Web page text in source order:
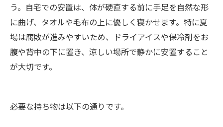
う。自宅での安置は、体が硬直する前に手足を自然な形
に曲げ、タオルや毛布の上に優しく寝かせます。特に夏
場は腐敗が進みやすいため、ドライアイスや保冷剤をお
腹や背中の下に置き、涼しい場所で静かに安置すること
が大切です。
必要な持ち物は以下の通りです。